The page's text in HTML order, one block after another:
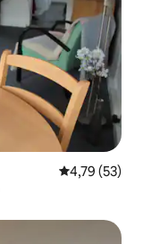
Просечна
4,79 (53)